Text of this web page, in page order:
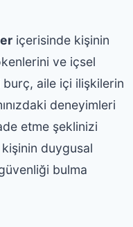
içerisinde kişinin
ve içsel
burç, aile içi ilişkilerin
deneyimleri
etme şeklinizi
duygusal
bulma